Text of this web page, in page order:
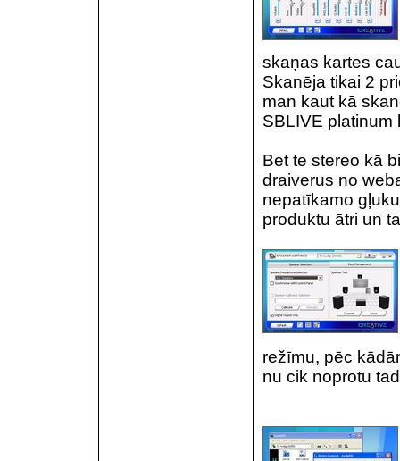
skaņas kartes
Skanēja tikai 2
man kaut kā
SBLIVE platinum
Bet te stereo kā
draiverus no
nepatīkamo
produktu ātri un
režīmu, pēc
nu cik noprotu